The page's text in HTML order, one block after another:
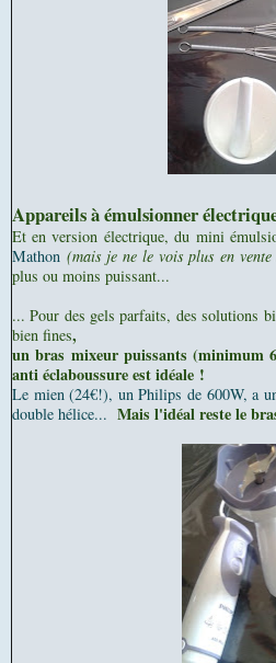
Appareils à émulsionner
Et en version électrique, du mini
Mathon (mais je ne le vois plus en
plus ou moins puissant...
... Pour des gels parfaits, des solutions
bien fines,
un bras mixeur puissants (minimum
anti éclaboussure est idéale !
Le mien (24€!), un Philips de 600W, a
double hélice... Mais l'idéal reste le